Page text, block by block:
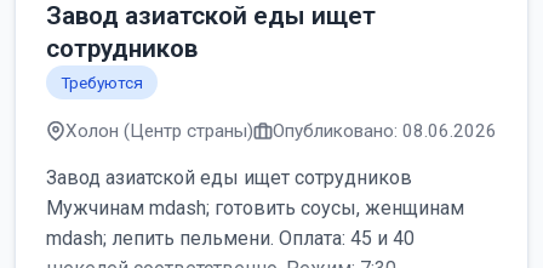
Завод азиатской еды ищет
сотрудников
Требуются
Холон (Центр страны) Опубликовано: 08.06.2026
Завод азиатской еды ищет сотрудников
Мужчинам mdash; готовить соусы, женщинам
mdash; лепить пельмени. Оплата: 45 и 40